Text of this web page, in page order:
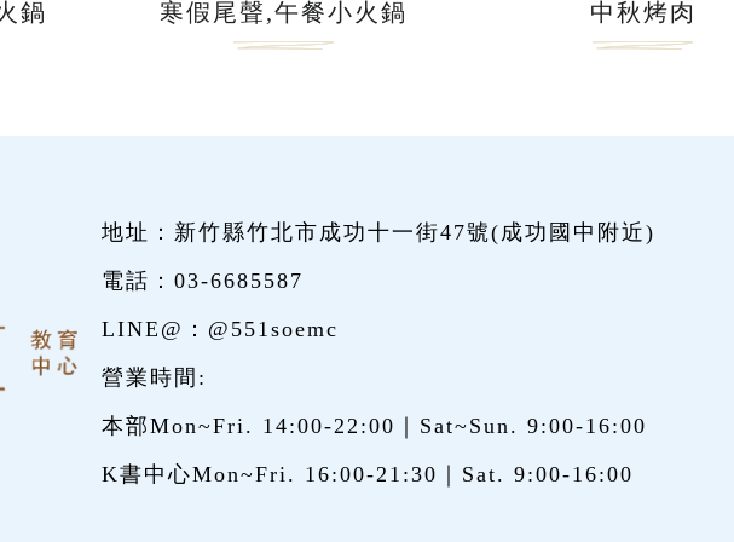
鍋 寒假尾聲,午餐小火鍋 中秋烤肉
地址：新竹縣竹北市成功十一街47號(成功國中附近)
電話： 03-6685587
LINE@： @551soemc
營業時間:
本部Mon~Fri. 14:00-22:00｜Sat~Sun. 9:00-16:00
K書中心Mon~Fri. 16:00-21:30｜Sat. 9:00-16:00